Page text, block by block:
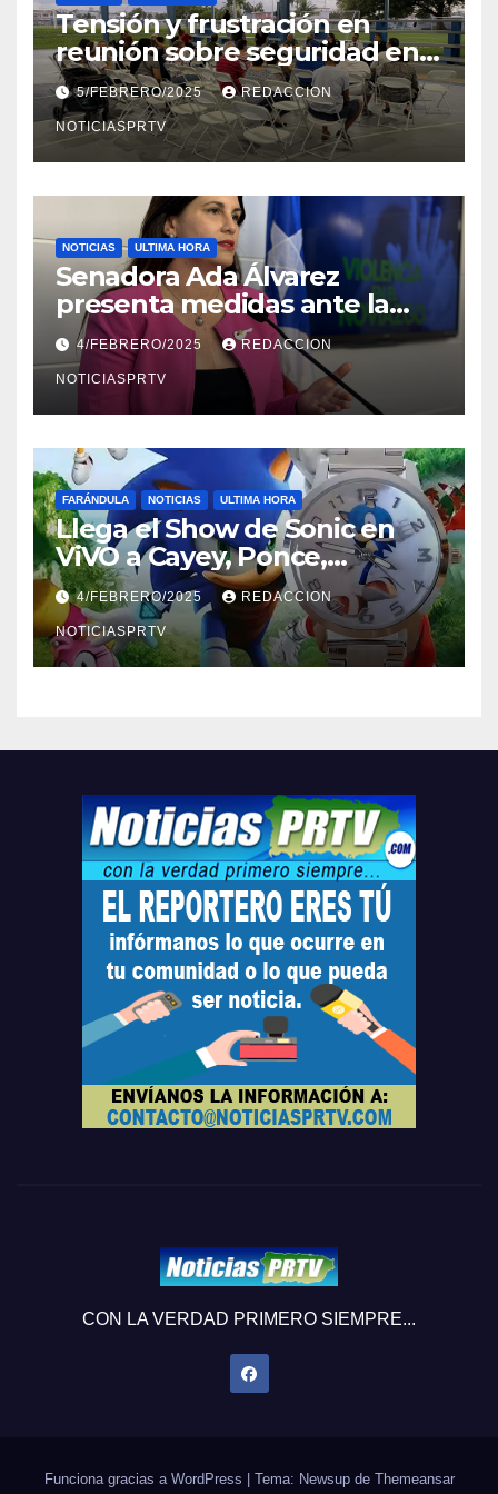
Tensión y frustración en
reunión sobre seguridad en
Reparto Metropolitano
5/FEBRERO/2025 REDACCION
NOTICIASPRTV
NOTICIAS ULTIMA HORA
Senadora Ada Álvarez
presenta medidas ante la
violencia en el noviazgo
4/FEBRERO/2025 REDACCION
NOTICIASPRTV
FARÁNDULA NOTICIAS ULTIMA HORA
Llega el Show de Sonic en
ViVO a Cayey, Ponce,
Barceloneta y Humacao,
Relojes gratis para el que
compre ahora….
4/FEBRERO/2025 REDACCION
NOTICIASPRTV
CON LA VERDAD PRIMERO SIEMPRE...
Funciona gracias a WordPress | Tema: Newsup de Themeansar